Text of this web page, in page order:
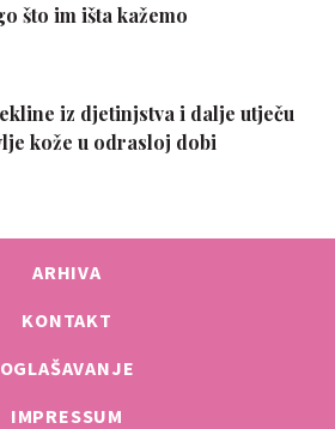
ARHIVA
KONTAKT
OGLAŠAVANJE
IMPRESSUM